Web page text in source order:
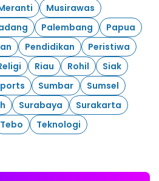
Musirawas
Palembang
Papua
Pendidikan
Peristiwa
Riau Rohil
Siak
Sumbar
Sumsel
Surabaya
Surakarta
Tebo
Teknologi